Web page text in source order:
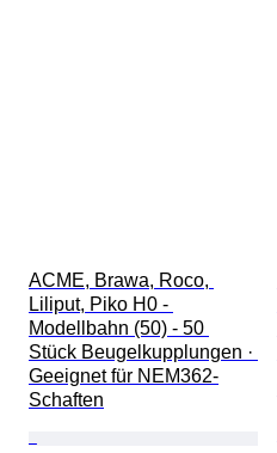
ACME, Brawa, Roco,
Liliput, Piko H0 -
Modellbahn (50) - 50
Stück Beugelkupplungen ·
Geeignet für NEM362-
Schaften